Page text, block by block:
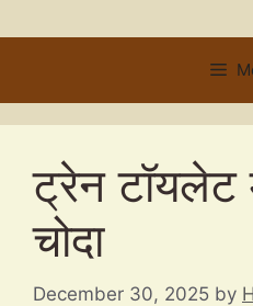
ट्रेन
चोदा
December 30, 2025 by